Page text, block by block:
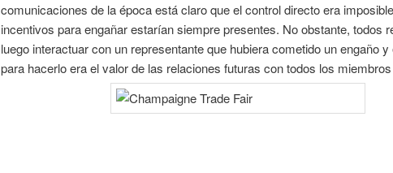
comunicaciones de la época está claro que el control directo era
incentivos para engañar estarían siempre presentes. No obstante, todos
luego interactuar con un representante que hubiera cometido un engaño
para hacerlo era el valor de las relaciones futuras con todos los